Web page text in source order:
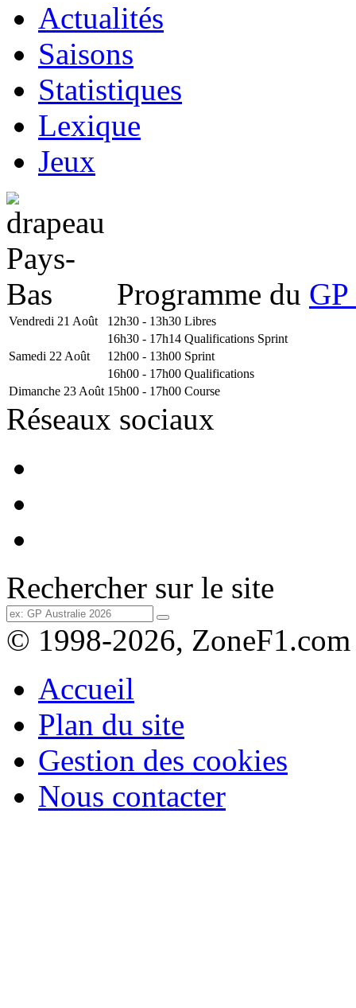
Actualités
Saisons
Statistiques
Lexique
Jeux
Programme du
Vendredi 21 Août 12h30 - 13h30 Libres
16h30 - 17h14 Qualifications Sprint
Samedi 22 Août
12h00 - 13h00 Sprint
16h00 - 17h00 Qualifications
Dimanche 23 Août 15h00 - 17h00 Course
Réseaux sociaux
Rechercher sur le site
© 1998-2026, ZoneF1.com
Accueil
Plan du site
Gestion des cookies
Nous contacter